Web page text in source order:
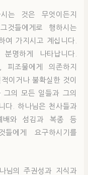
는 것은 무엇이든지
것들에게로 행하시는
여 가지시고 계십니다.
명하게 나타납니다.
피조물에게 의존하지
이거나 불확실한 것이
그의 모든 일들과 그의
다. 하나님은 천사들과
배와 섬김과 복종 등
에게 요구하시기를
님의 주권성과 지식과